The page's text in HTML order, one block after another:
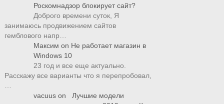
Роскомнадзор блокирует сайт?
Доброго времени суток, Я
занимаюсь продвижением сайтов
гемблового напр…
Максим on Не работает магазин в
Windows 10
23 год и все еще актуально.
Расскажу все варианты что я перепробовал,
vacuus on
Лучшие модели